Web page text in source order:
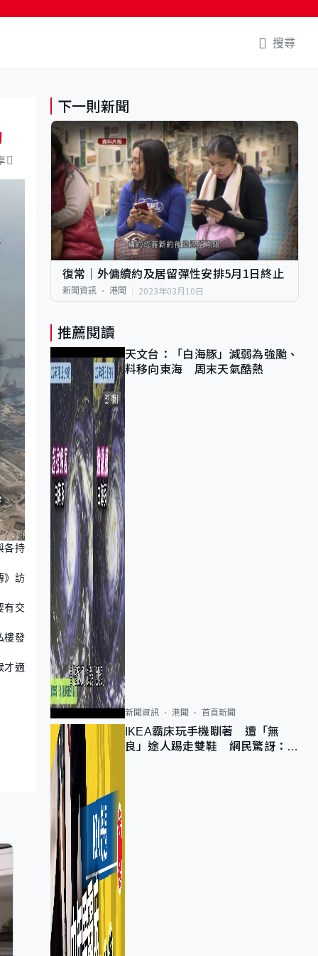
搜尋
各持
》訪
有交
樓發
才適
下一則新聞
復常｜外傭續約及居留彈性安排5月1日終止
新聞資訊 港聞 2023年03月10日
推薦閱讀
天文台：「白海豚」減弱為強颱、
料移向東海 周末天氣酷熱
新聞資訊 港聞 首頁新聞
IKEA霸床玩手機瞓著 遭「無
良」途人踢走雙鞋 網民驚訝：冇